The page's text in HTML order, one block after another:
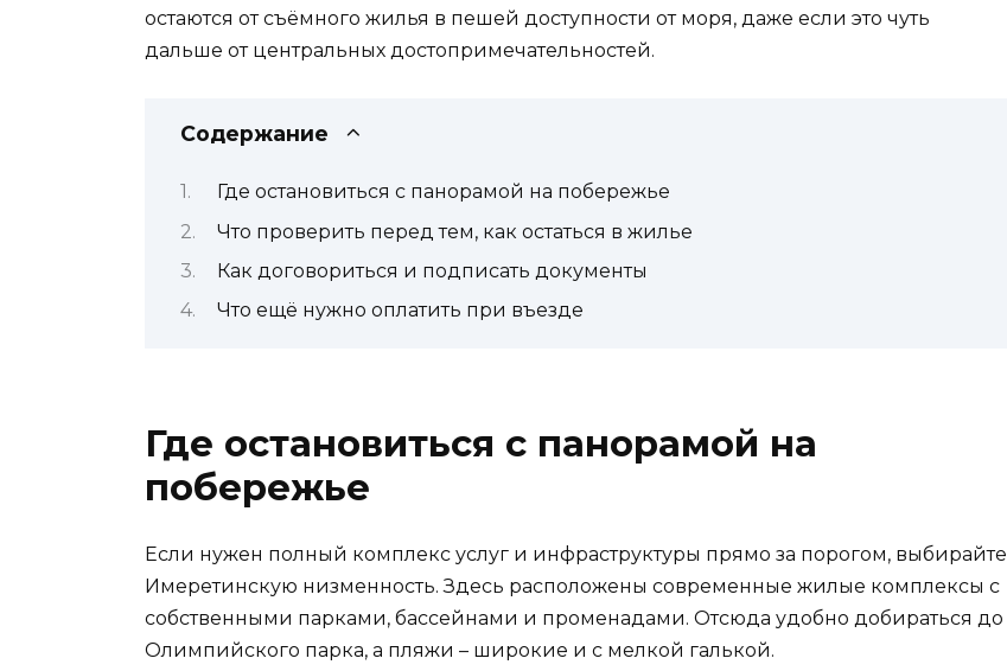
остаются от съёмного жилья в пешей доступности от моря, даже если это чуть
дальше от центральных достопримечательностей.
Содержание
Где остановиться с панорамой на побережье
Что проверить перед тем, как остаться в жилье
Как договориться и подписать документы
Что ещё нужно оплатить при въезде
Где остановиться с панорамой на
побережье
Если нужен полный комплекс услуг и инфраструктуры прямо за порогом, выбирайте
Имеретинскую низменность. Здесь расположены современные жилые комплексы с
собственными парками, бассейнами и променадами. Отсюда удобно добираться до
Олимпийского парка, а пляжи – широкие и с мелкой галькой.